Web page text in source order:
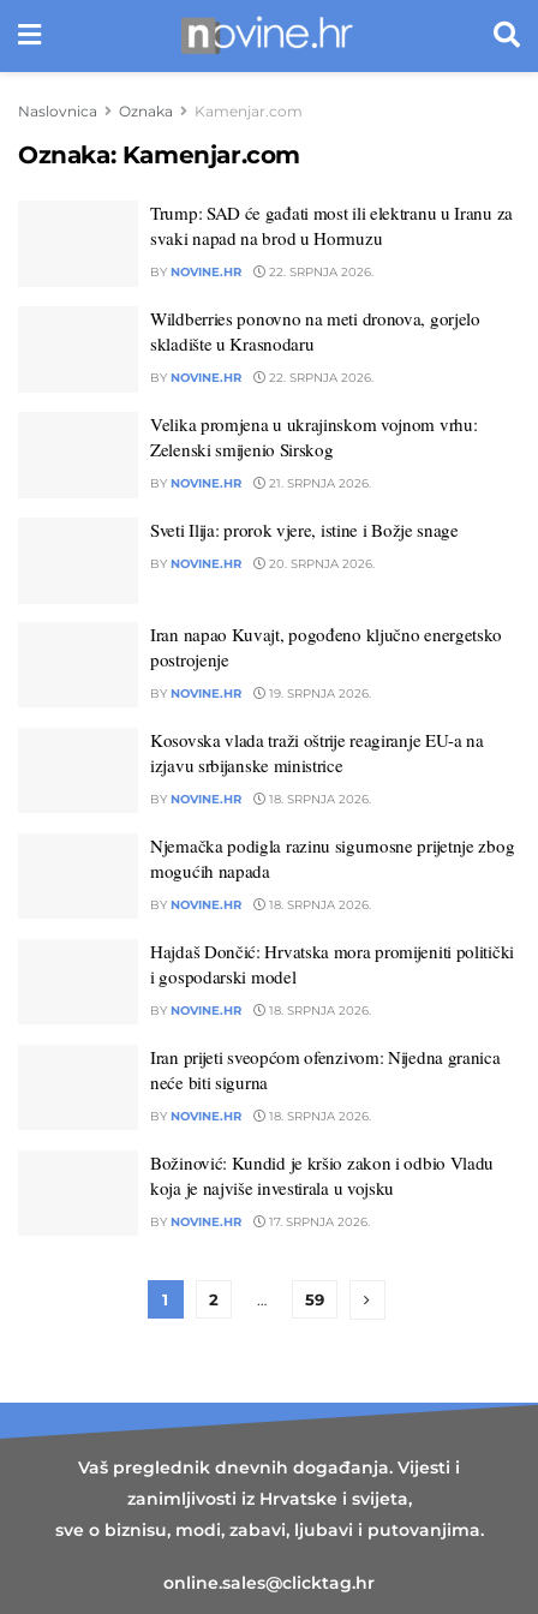
Naslovnica Oznaka Kamenjar.com
Oznaka: Kamenjar.com
Trump: SAD će gađati most ili elektranu u Iranu za
svaki napad na brod u Hormuzu
BY NOVINE.HR 22. SRPNJA 2026.
Wildberries ponovno na meti dronova, gorjelo
skladište u Krasnodaru
BY NOVINE.HR 22. SRPNJA 2026.
Velika promjena u ukrajinskom vojnom vrhu:
Zelenski smijenio Sirskog
BY NOVINE.HR 21. SRPNJA 2026.
Sveti Ilija: prorok vjere, istine i Božje snage
BY NOVINE.HR 20. SRPNJA 2026.
Iran napao Kuvajt, pogođeno ključno energetsko
postrojenje
BY NOVINE.HR 19. SRPNJA 2026.
Kosovska vlada traži oštrije reagiranje EU-a na
izjavu srbijanske ministrice
BY NOVINE.HR 18. SRPNJA 2026.
Njemačka podigla razinu sigurnosne prijetnje zbog
mogućih napada
BY NOVINE.HR 18. SRPNJA 2026.
Hajdaš Dončić: Hrvatska mora promijeniti politički
i gospodarski model
BY NOVINE.HR 18. SRPNJA 2026.
Iran prijeti sveopćom ofenzivom: Nijedna granica
neće biti sigurna
BY NOVINE.HR 18. SRPNJA 2026.
Božinović: Kundid je kršio zakon i odbio Vladu
koja je najviše investirala u vojsku
BY NOVINE.HR 17. SRPNJA 2026.
1 2 … 59
Vaš preglednik dnevnih događanja. Vijesti i
zanimljivosti iz Hrvatske i svijeta,
sve o biznisu, modi, zabavi, ljubavi i putovanjima.
online.sales@clicktag.hr